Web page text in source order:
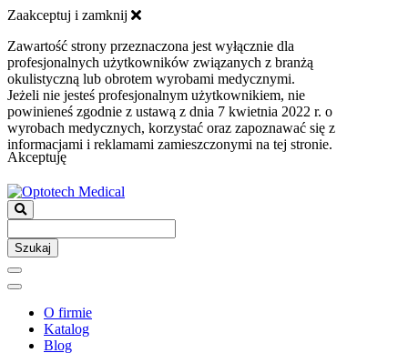
Zaakceptuj i zamknij
Zawartość strony przeznaczona jest wyłącznie dla
profesjonalnych użytkowników związanych z branżą
okulistyczną lub obrotem wyrobami medycznymi.
Jeżeli nie jesteś profesjonalnym użytkownikiem, nie
powinieneś zgodnie z ustawą z dnia 7 kwietnia 2022 r. o
wyrobach medycznych, korzystać oraz zapoznawać się z
informacjami i reklamami zamieszczonymi na tej stronie.
Akceptuję
Szukaj
O firmie
Katalog
Blog